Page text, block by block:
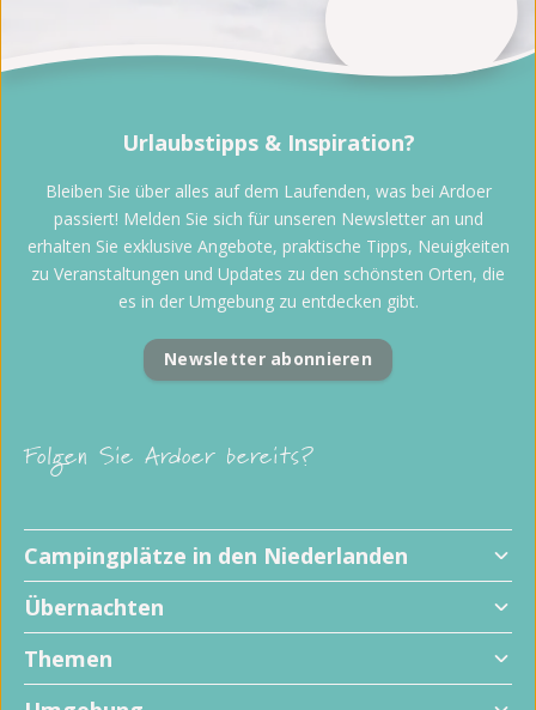
Folgen Sie Ardoer bereits?
Campingplätze in den Niederlanden
Übernachten
Themen
Urlaubstipps & Inspiration?
Bleiben Sie über alles auf dem Laufenden, was bei Ardoer
passiert! Melden Sie sich für unseren Newsletter an und
erhalten Sie exklusive Angebote, praktische Tipps, Neuigkeiten
zu Veranstaltungen und Updates zu den schönsten Orten, die
es in der Umgebung zu entdecken gibt.
Newsletter abonnieren